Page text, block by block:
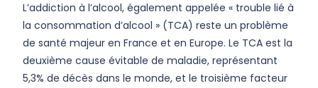
L’addiction à l’alcool, également appelée « trouble lié à
la consommation d’alcool » (TCA) reste un problème
de santé majeur en France et en Europe. Le TCA est la
deuxième cause évitable de maladie, représentant
5,3% de décès dans le monde, et le troisième facteur